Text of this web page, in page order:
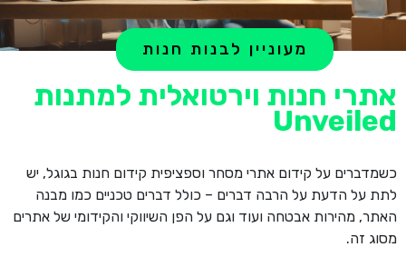
אתרי חנות וירטואלית למתנות
Unveiled
מעוניין לבנות חנות
כשמדברים על קידום אתרי מסחר וספציפית קידום חנות בגוגל, יש
לתת על הדעת על הרבה דברים – כולל דברים טכניים כמו מבנה
האתר, מהירות אבטחה ועוד וגם על הפן השיווקי והקידומי של אתרים
מסוג זה.